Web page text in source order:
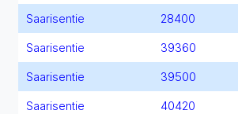
Saarisentie 28400
Saarisentie 39360
Saarisentie 39500
Saarisentie 40420